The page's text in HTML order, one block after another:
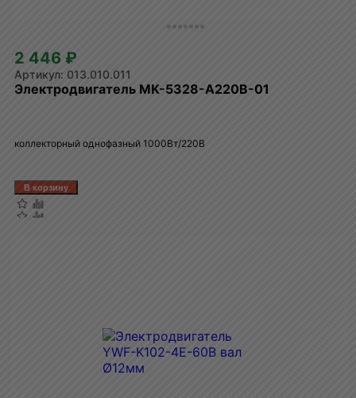
2 446 ₽
013.010.011
Электродвигатель MK-5328-A220B-01
коллекторный однофазный 1000Вт/220В